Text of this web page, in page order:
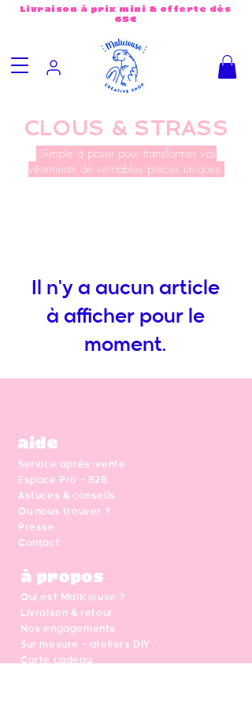
Livraison à prix mini & offerte dès
65€
CLOUS & STRASS
Simple à poser pour transformer vos
vêtements de véritables pièces uniques
Il n'y a aucun article
à afficher pour le
moment.
aide
Service après-vente
Espace Pro - B2B
Astuces & conseils
Où nous trouver ?
Presse
Contact
à propos
Qui est Malicieuse ?
Livraison & retour
Nos engagements
Sur mesure - ateliers DIY
Carte cadeau